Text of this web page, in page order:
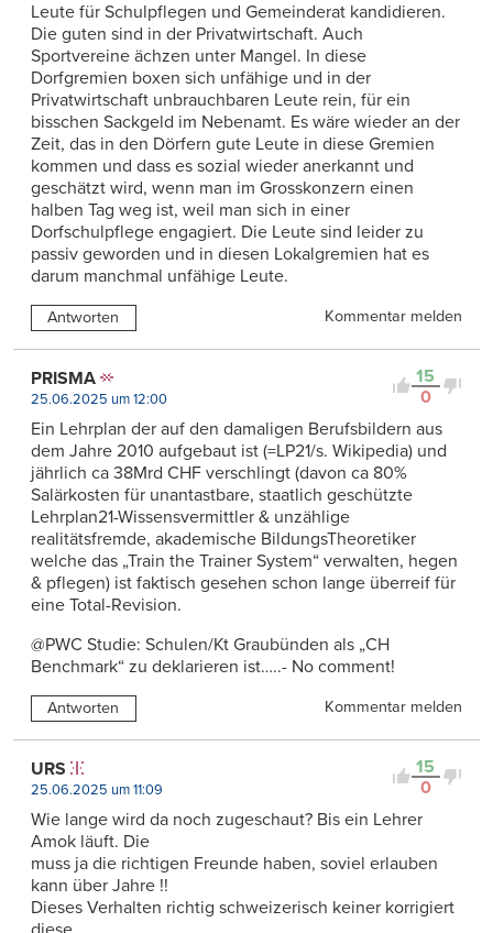
Leute für Schulpflegen und Gemeinderat kandidieren.
Die guten sind in der Privatwirtschaft. Auch
Sportvereine ächzen unter Mangel. In diese
Dorfgremien boxen sich unfähige und in der
Privatwirtschaft unbrauchbaren Leute rein, für ein
bisschen Sackgeld im Nebenamt. Es wäre wieder an der
Zeit, das in den Dörfern gute Leute in diese Gremien
kommen und dass es sozial wieder anerkannt und
geschätzt wird, wenn man im Grosskonzern einen
halben Tag weg ist, weil man sich in einer
Dorfschulpflege engagiert. Die Leute sind leider zu
passiv geworden und in diesen Lokalgremien hat es
darum manchmal unfähige Leute.
Antworten Kommentar melden
15
0
PRISMA
25.06.2025 um 12:00
Ein Lehrplan der auf den damaligen Berufsbildern aus
dem Jahre 2010 aufgebaut ist (=LP21/s. Wikipedia) und
jährlich ca 38Mrd CHF verschlingt (davon ca 80%
Salärkosten für unantastbare, staatlich geschützte
Lehrplan21-Wissensvermittler & unzählige
realitätsfremde, akademische BildungsTheoretiker
welche das „Train the Trainer System“ verwalten, hegen
& pflegen) ist faktisch gesehen schon lange überreif für
eine Total-Revision.
@PWC Studie: Schulen/Kt Graubünden als „CH
Benchmark“ zu deklarieren ist…..- No comment!
Antworten Kommentar melden
15
0
URS
25.06.2025 um 11:09
Wie lange wird da noch zugeschaut? Bis ein Lehrer
Amok läuft. Die
muss ja die richtigen Freunde haben, soviel erlauben
kann über Jahre !!
Dieses Verhalten richtig schweizerisch keiner korrigiert